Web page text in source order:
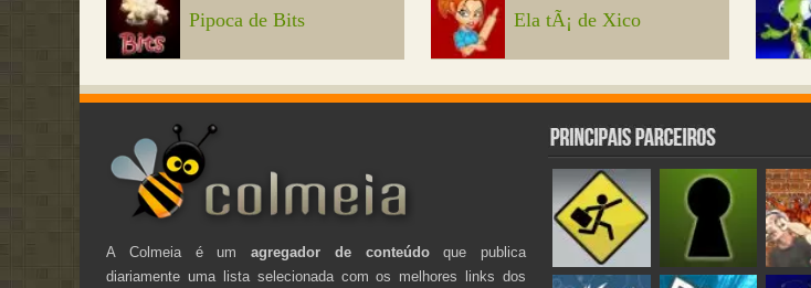
Pipoca de Bits Ela tÃ¡ de Xico
A Colmeia é umagregador de conteúdoque publica
diariamente uma lista selecionada com os melhores links dos